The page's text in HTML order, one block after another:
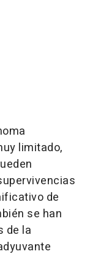
limitado,
de
se han
de la